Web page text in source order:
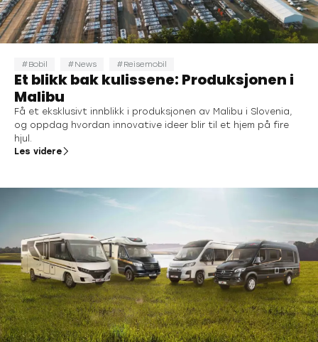
Bobil News Reisemobil
Et blikk bak kulissene: Produksjonen i
Malibu
Få et eksklusivt innblikk i produksjonen av Malibu i Slovenia,
og oppdag hvordan innovative ideer blir til et hjem på fire
hjul.
Les videre